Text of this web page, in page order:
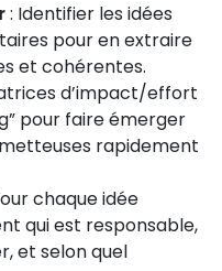
: Identifier les idées
pour en extraire
et cohérentes.
d’impact/effort
pour faire émerger
rapidement
chaque idée
qui est responsable,
et selon quel